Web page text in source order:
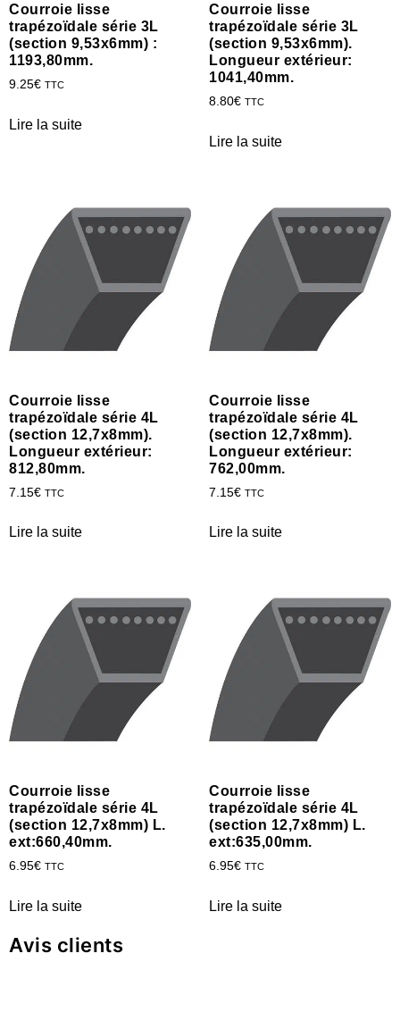
Courroie lisse
trapézoïdale série 3L
(section 9,53x6mm) :
1193,80mm.
9.25€ TTC
Lire la suite
Courroie lisse
trapézoïdale série 3L
(section 9,53x6mm).
Longueur extérieur:
1041,40mm.
8.80€ TTC
Lire la suite
Courroie lisse
trapézoïdale série 4L
(section 12,7x8mm).
Longueur extérieur:
812,80mm.
7.15€ TTC
Lire la suite
Courroie lisse
trapézoïdale série 4L
(section 12,7x8mm).
Longueur extérieur:
762,00mm.
7.15€ TTC
Lire la suite
Courroie lisse
trapézoïdale série 4L
(section 12,7x8mm) L.
ext:660,40mm.
6.95€ TTC
Lire la suite
Courroie lisse
trapézoïdale série 4L
(section 12,7x8mm) L.
ext:635,00mm.
6.95€ TTC
Lire la suite
Avis clients